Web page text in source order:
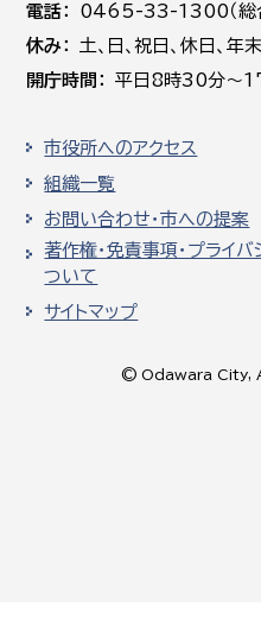
電話
0465-33-1300（総
休み
土､日､祝日、休日、
開庁時間
平日8時30分～
市役所へのアクセス
組織一覧
お問い合わせ・市への提案
著作権・免責事項・プライバ
ついて
サイトマップ
© Odawara City,